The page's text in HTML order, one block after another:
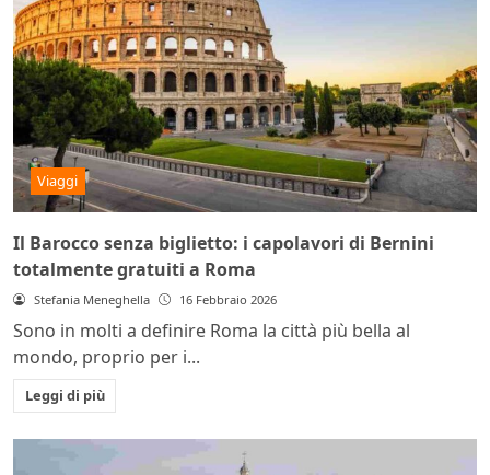
Viaggi
Il Barocco senza biglietto: i capolavori di Bernini
totalmente gratuiti a Roma
Stefania Meneghella 16 Febbraio 2026
Sono in molti a definire Roma la città più bella al
mondo, proprio per i...
Leggi di più